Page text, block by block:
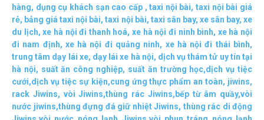
hàng, dụng cụ khách sạn cao cấp,taxi nội bài,taxi nội bài giá
rẻ, bảng giá taxi nội bài,taxi nội bài, taxi sân bay, xe sân bay,xe
du lịch,xe hà nội đi thanh hoá, xe hà nội đi ninh bình, xe hà nội
đi nam định, xe hà nội đi quảng ninh, xe hà nội đi thái bình,
trung tâm dạy lái xe, dạy lái xe hà nội, dịch vụ thám tử uy tín tại
hà nội, suất ăn công nghiệp, suất ăn trường học,dịch vụ tiệc
cưới,dịch vụ tiệc sự kiện,cung ứng thực phẩm an toàn, jiwins,
rack Jiwins, vòi Jiwins,thùng rác Jiwins, bếp từ âm quầy,vòi
nước jiwins,thùng đựng đá giữ nhiệt Jiwins, thùng rác di động